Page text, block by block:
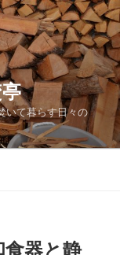
いて暮らす日々の
器と静